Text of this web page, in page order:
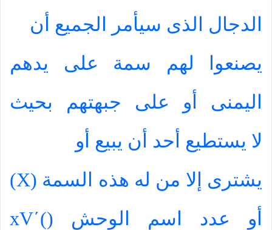
الدجال الذى سيأمر الجميع أن
يصنعوا لهم سمة على يدهم
اليمنى أو على جبهتهم بحيث
لا يستطيع أحد أن يبيع أو
يشترى إلا من له هذه السمة (X
)
أو عدد اسم الوحش (
xV΄)